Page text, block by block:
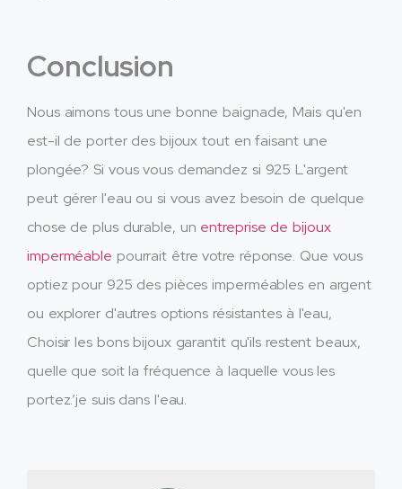
Conclusion
Nous aimons tous une bonne baignade, Mais qu'en
est-il de porter des bijoux tout en faisant une
plongée? Si vous vous demandez si 925 L'argent
peut gérer l'eau ou si vous avez besoin de quelque
chose de plus durable, un entreprise de bijoux
imperméable pourrait être votre réponse. Que vous
optiez pour 925 des pièces imperméables en argent
ou explorer d'autres options résistantes à l'eau,
Choisir les bons bijoux garantit qu'ils restent beaux,
quelle que soit la fréquence à laquelle vous les
portez.’je suis dans l'eau.